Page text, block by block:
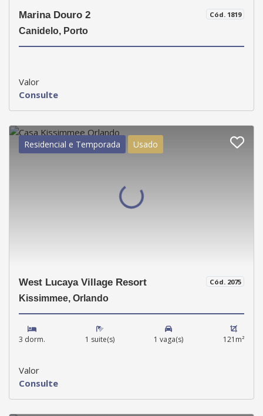
Cód. 1819
Marina Douro 2
Canidelo, Porto
Valor
Consulte
Residencial e Temporada Usado
Cód. 2075
West Lucaya Village Resort
Kissimmee, Orlando
3 dorm. 1 suite(s) 1 vaga(s) 121m²
Valor
Consulte